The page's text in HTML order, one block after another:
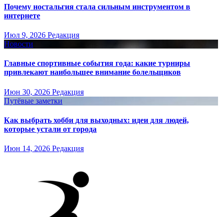
Почему ностальгия стала сильным инструментом в
интернете
Июл 9, 2026 Редакция
Новости
Главные спортивные события года: какие турниры
привлекают наибольшее внимание болельщиков
Июн 30, 2026 Редакция
Путёвые заметки
Как выбрать хобби для выходных: идеи для людей,
которые устали от города
Июн 14, 2026 Редакция